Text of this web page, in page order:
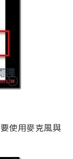
使用麥克風與